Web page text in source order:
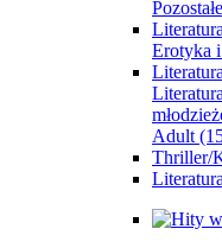
Pozostałe
Erotyka
Adult
Thriller/